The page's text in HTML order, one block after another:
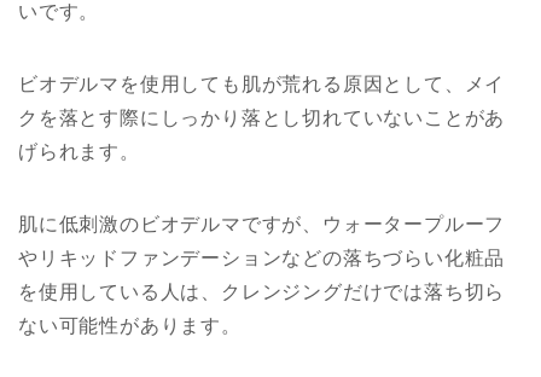
いです。
ビオデルマを使用しても肌が荒れる原因として、メイ
クを落とす際にしっかり落とし切れていないことがあ
げられます。
肌に低刺激のビオデルマですが、ウォータープルーフ
やリキッドファンデーションなどの落ちづらい化粧品
を使用している人は、クレンジングだけでは落ち切ら
ない可能性があります。